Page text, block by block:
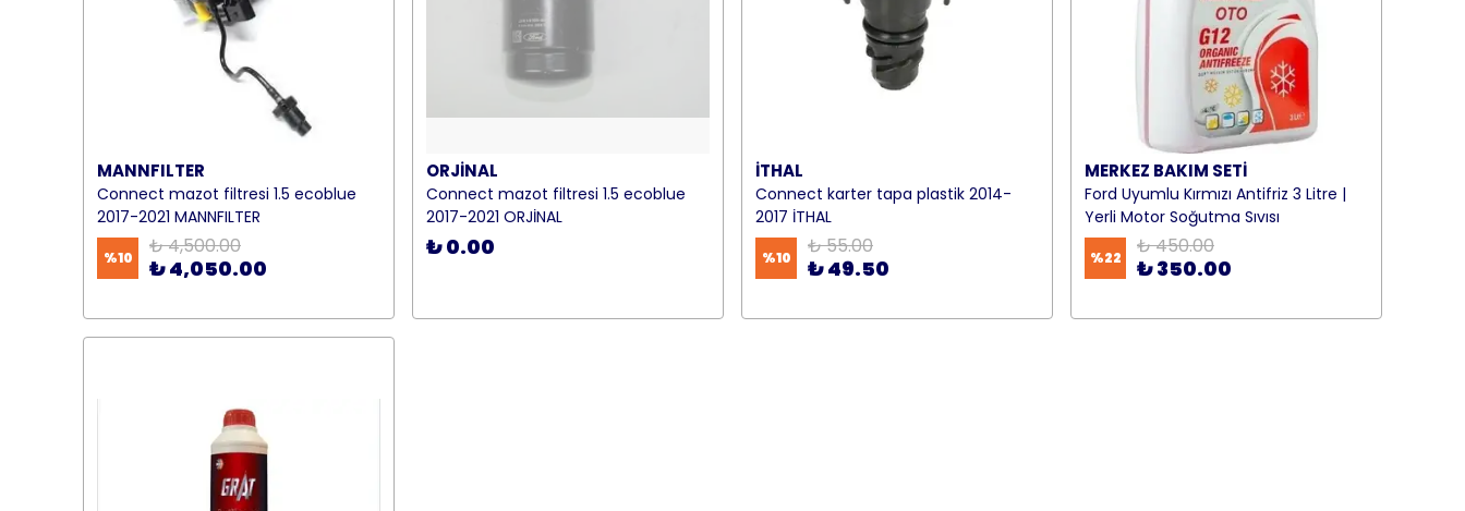
MANNFILTER
Connect mazot filtresi 1.5 ecoblue
2017-2021 MANNFILTER
%10 ₺ 4,500.00
₺ 4,050.00
ORJİNAL
Connect mazot filtresi 1.5 ecoblue
2017-2021 ORJİNAL
₺ 0.00
İTHAL
Connect karter tapa plastik 2014-
2017 İTHAL
%10 ₺ 55.00
₺ 49.50
MERKEZ BAKIM SETİ
Ford Uyumlu Kırmızı Antifriz 3 Litre |
Yerli Motor Soğutma Sıvısı
%22 ₺ 450.00
₺ 350.00